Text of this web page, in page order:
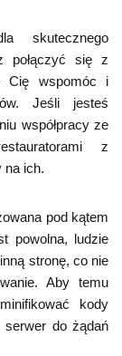
skutecznego
połączyć się z
Cię wspomóc i
Jeśli jesteś
współpracy ze
z
na ich.
pod kątem
powolna, ludzie
stronę, co nie
Aby temu
kody
serwer do żądań